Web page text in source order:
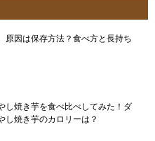
原因は保存方法？食べ方と長持ち
し焼き芋を食べ比べしてみた！ダ
し焼き芋のカロリーは？